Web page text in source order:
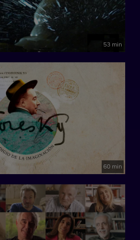
53 min
60 min